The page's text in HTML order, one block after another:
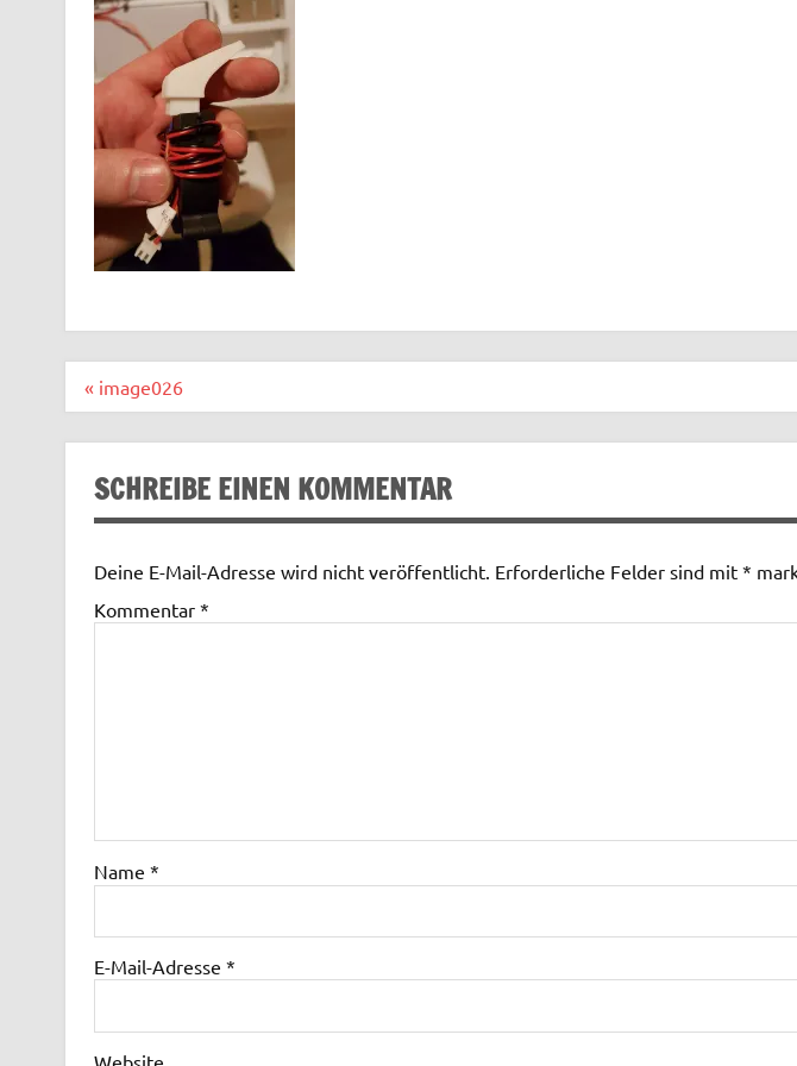
Beitragsnavigation
« image026
SCHREIBE EINEN KOMMENTAR
Deine E-Mail-Adresse wird nicht veröffentlicht. Erforderliche Felder sind mit *
Kommentar *
Name *
E-Mail-Adresse *
Website